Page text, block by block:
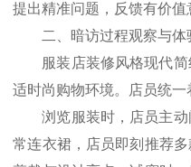
提出精准问题，反馈有价值
二、暗访过程观察与体
服装店装修风格现代
适时尚购物环境。店员统一
浏览服装时，店员主
常连衣裙，店员即刻推荐